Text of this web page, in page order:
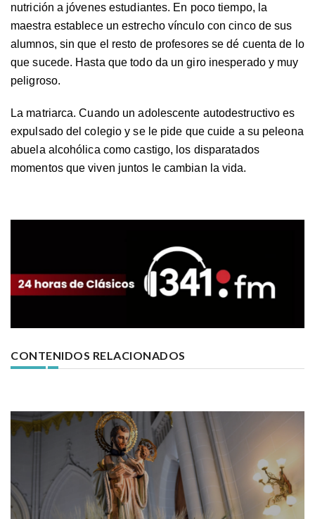
nutrición a jóvenes estudiantes. En poco tiempo, la
maestra establece un estrecho vínculo con cinco de sus
alumnos, sin que el resto de profesores se dé cuenta de lo
que sucede. Hasta que todo da un giro inesperado y muy
peligroso.
La matriarca. Cuando un adolescente autodestructivo es
expulsado del colegio y se le pide que cuide a su peleona
abuela alcohólica como castigo, los disparatados
momentos que viven juntos le cambian la vida.
CONTENIDOS RELACIONADOS